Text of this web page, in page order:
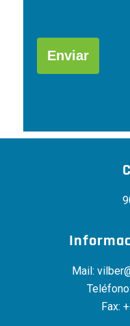
deja
Mail:
Fax: